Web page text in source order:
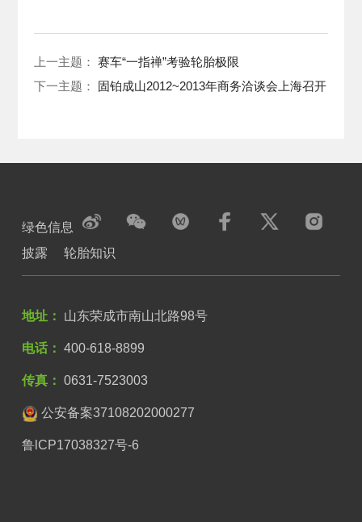
上一主题：赛车“一指禅”考验轮胎极限
下一主题： 固铂成山2012~2013年商务洽谈会上海召开
绿色信息
披露
轮胎知识
地址： 山东荣成市南山北路98号
电话： 400-618-8899
传真： 0631-7523003
公安备案37108202000277
鲁lCP17038327号-6